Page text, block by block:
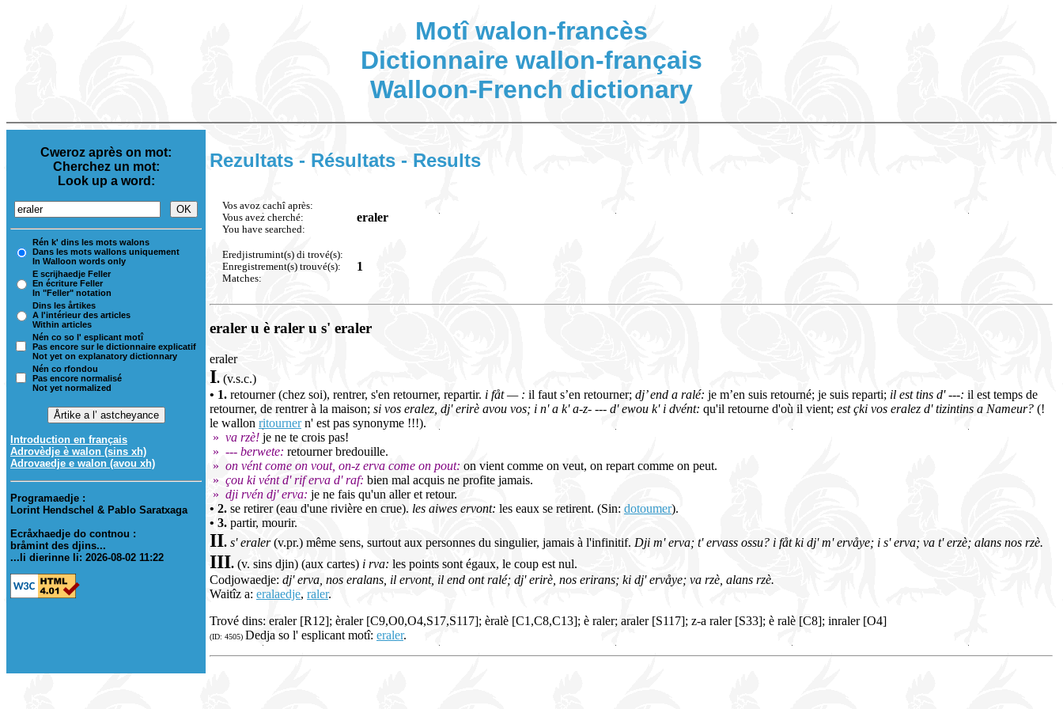
Motî walon-francès
Dictionnaire wallon-français
Walloon-French dictionary
Cweroz après on mot:
Cherchez un mot:
Look up a word:
Rén k' dins les mots walons
Dans les mots wallons uniquement
In Walloon words only
E scrijhaedje Feller
En écriture Feller
In "Feller" notation
Dins les årtikes
A l'intérieur des articles
Within articles
Nén co so l' esplicant motî
Pas encore sur le dictionnaire explicatif
Not yet on explanatory dictionnary
Nén co rfondou
Pas encore normalisé
Not yet normalized
Introduction en français
Adrovèdje è walon (sins xh)
Adrovaedje e walon (avou xh)
Programaedje :
Lorint Hendschel & Pablo Saratxaga
Ecråxhaedje do contnou :
bråmint des djins...
...li dierinne li: 2026-08-02 11:22
Rezultats - Résultats - Results
Vos avoz cachî après:
Vous avez cherché:
You have searched:
eraler
Eredjistrumint(s) di trové(s):
Enregistrement(s) trouvé(s):
Matches:
1
eraler u è raler u s' eraler
eraler
I. (v.s.c.)
• 1. retourner (chez soi), rentrer, s'en retourner, repartir. i fåt — : il faut s’en retourner; dj’ end a ralé: je m’en suis retourné; je suis reparti; il est tins d' ---: il est temps de
retourner, de rentrer à la maison; si vos eralez, dj' erirè avou vos; i n' a k' a-z- --- d' ewou k' i dvént: qu'il retourne d'où il vient; est çki vos eralez d' tizintins a Nameur? (!
le wallon ritournern' est pas synonyme !!!).
» va rzè! je ne te crois pas!
» --- berwete: retourner bredouille.
» on vént come on vout, on-z erva come on pout: on vient comme on veut, on repart comme on peut.
» çou ki vént d' rif erva d' raf: bien mal acquis ne profite jamais.
» dji rvén dj' erva: je ne fais qu'un aller et retour.
• 2. se retirer (eau d'une rivière en crue). les aiwes ervont: les eaux se retirent. (Sin: dotoumer).
• 3. partir, mourir.
II. s' eraler(v.pr.) même sens, surtout aux personnes du singulier, jamais à l'infinitif. Dji m' erva; t' ervass ossu? i fåt ki dj' m' ervåye; i s' erva; va t' erzè; alans nos rzè.
III. (v. sins djin) (aux cartes) i rva: les points sont égaux, le coup est nul.
Codjowaedje: dj' erva, nos eralans, il ervont, il end ont ralé; dj' erirè, nos erirans; ki dj' ervåye; va rzè, alans rzè.
Waitîz a: eralaedje, raler.
Trové dins: eraler [R12]; èraler [C9,O0,O4,S17,S117]; èralè [C1,C8,C13]; è raler; araler [S117]; z-a raler [S33]; è ralè [C8]; inraler [O4]
(ID: 4505) Dedja so l' esplicant motî: eraler.